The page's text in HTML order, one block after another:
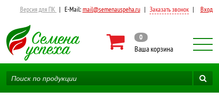
Версия для ПК | E-Mail:mail@semenauspeha.ru | Заказать звонок | Вход
0
Ваша корзина